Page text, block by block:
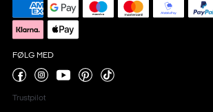
FØLG MED
Trustpilot